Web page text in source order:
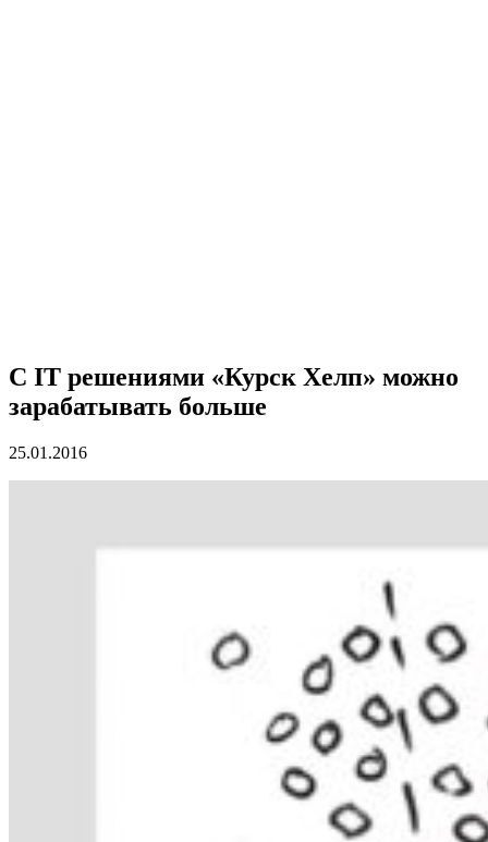
С IT решениями «Курск Хелп» можно
зарабатывать больше
25.01.2016